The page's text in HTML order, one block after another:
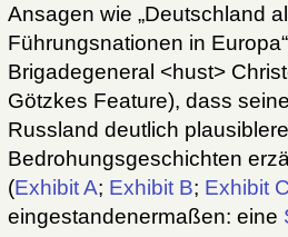
Ansagen wie „Deutschland
Führungsnationen in
Brigadegeneral <hust>
Götzkes Feature), dass
Russland deutlich plausiblere
Bedrohungsgeschichten
(Exhibit A; Exhibit B; Exhibit C
eingestandenermaßen: eine